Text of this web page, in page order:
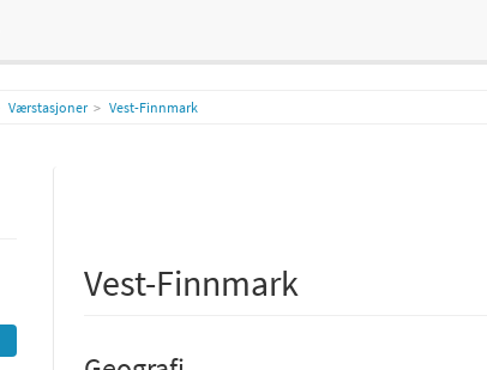
Værstasjoner Vest-Finnmark
Vest-Finnmark